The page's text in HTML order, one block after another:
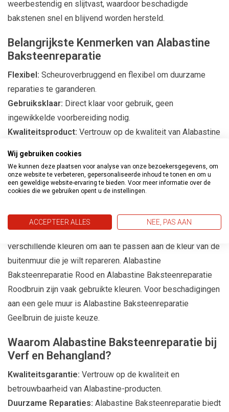
weerbestendig en slijtvast, waardoor beschadigde
bakstenen snel en blijvend worden hersteld.
Belangrijkste Kenmerken van Alabastine
Baksteenreparatie
Flexibel: Scheuroverbruggend en flexibel om duurzame
reparaties te garanderen.
Gebruiksklaar: Direct klaar voor gebruik, geen
ingewikkelde voorbereiding nodig.
Kwaliteitsproduct: Vertrouw op de kwaliteit van Alabastine
Water- en Weerbestendig:
weersinvloeden voor langdurige bescherming.
Baksteenreparatie
Alabastine Baksteenreparatie is verkrijgbaar in
verschillende kleuren om aan te passen aan de kleur van de
buitenmuur die je wilt repareren. Alabastine
Baksteenreparatie Rood en Alabastine Baksteenreparatie
Roodbruin zijn vaak gebruikte kleuren. Voor beschadigingen
aan een gele muur is Alabastine Baksteenreparatie
Geelbruin de juiste keuze.
Waarom Alabastine Baksteenreparatie bij
Verf en Behangland?
Kwaliteitsgarantie: Vertrouw op de kwaliteit en
betrouwbaarheid van Alabastine-producten.
Duurzame Reparaties: Alabastine Baksteenreparatie biedt
Wij gebruiken cookies
We kunnen deze plaatsen voor analyse van onze bezoekersgegevens, om
onze website te verbeteren, gepersonaliseerde inhoud te tonen en om u
een geweldige website-ervaring te bieden. Voor meer informatie over de
cookies die we gebruiken opent u de instellingen.
ACCEPTEER ALLES NEE, PAS AAN